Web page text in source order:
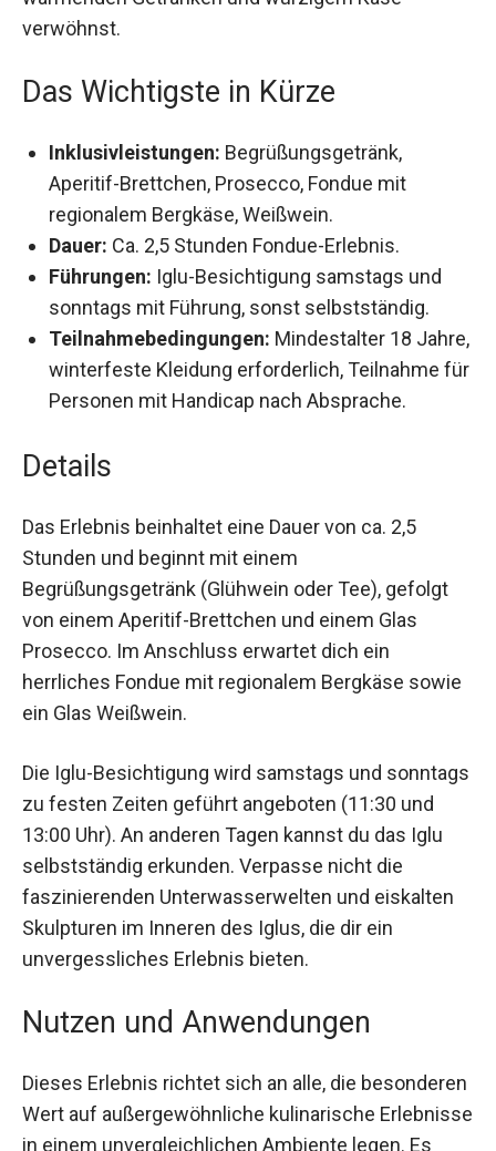
wärmenden Getränken und würzigem Käse
Das Wichtigste in Kürze
Inklusivleistungen:Begrüßungsgetränk,
Aperitif-Brettchen, Prosecco, Fondue mit
regionalem Bergkäse, Weißwein.
Dauer:
Ca. 2,5 Stunden Fondue-Erlebnis.
Führungen:
Iglu-Besichtigung samstags und
sonntags mit Führung, sonst selbstständig.
Teilnahmebedingungen:
Mindestalter 18
Jahre, winterfeste Kleidung erforderlich,
Absprache.
Details
Das Erlebnis beinhaltet eine Dauer von ca. 2,5
Stunden und beginnt mit einem
Begrüßungsgetränk (Glühwein oder Tee), gefolgt
von einem Aperitif-Brettchen und einem Glas
Prosecco. Im Anschluss erwartet dich ein
sowie ein Glas Weißwein.
Die Iglu-Besichtigung wird samstags und
sonntags zu festen Zeiten geführt angeboten
(11:30 und 13:00 Uhr). An anderen Tagen kannst
du das Iglu selbstständig erkunden. Verpasse
nicht die faszinierenden Unterwasserwelten und
eiskalten Skulpturen im Inneren des Iglus, die dir
ein unvergessliches Erlebnis bieten.
Nutzen und Anwendungen
Dieses Erlebnis richtet sich an alle, die